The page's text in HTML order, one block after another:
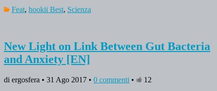
Feat, hookii Best, Scienza
New Light on Link Between Gut Bacteria
and Anxiety [EN]
di ergosfera • 31 Ago 2017 • 0 commenti •
12